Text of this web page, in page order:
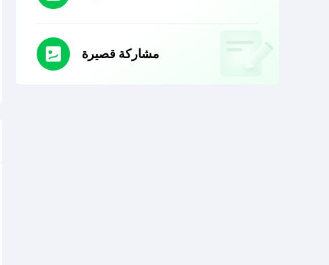
مشاركة قصيرة